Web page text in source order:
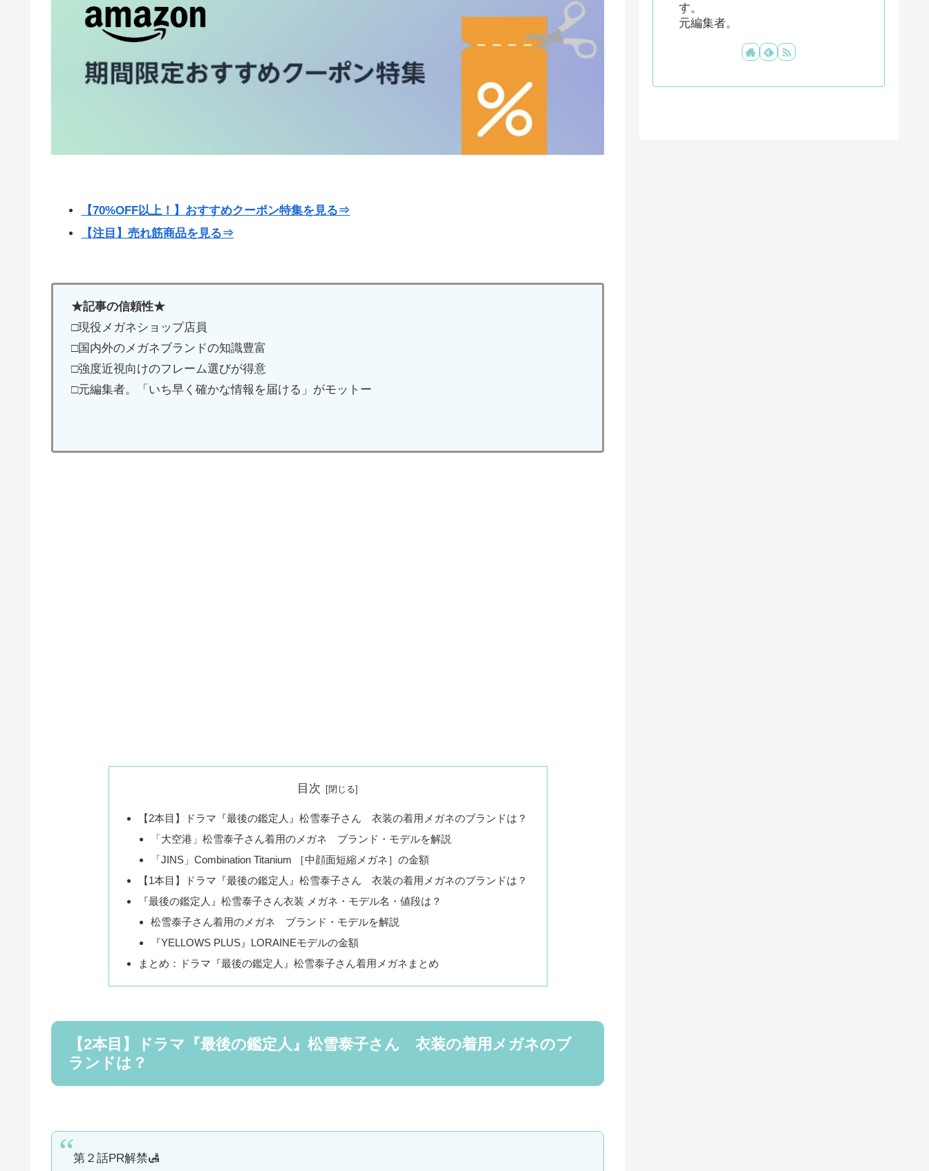
【70%OFF以上！】おすすめクーポン特集を見る⇒
【注目】売れ筋商品を見る⇒
★記事の信頼性★
□現役メガネショップ店員
□国内外のメガネブランドの知識豊富
□強度近視向けのフレーム選びが得意
□元編集者。「いち早く確かな情報を届ける」がモットー
目次
【2本目】ドラマ『最後の鑑定人』松雪泰子さん 衣装の着用メガネのブランドは？
「大空港」松雪泰子さん着用のメガネ ブランド・モデルを解説
「JINS」Combination Titanium ［中顔面短縮メガネ］の金額
【1本目】ドラマ『最後の鑑定人』松雪泰子さん 衣装の着用メガネのブランドは？
『最後の鑑定人』松雪泰子さん衣装 メガネ・モデル名・値段は？
松雪泰子さん着用のメガネ ブランド・モデルを解説
『YELLOWS PLUS』LORAINEモデルの金額
まとめ：ドラマ『最後の鑑定人』松雪泰子さん着用メガネまとめ
【2本目】ドラマ『最後の鑑定人』松雪泰子さん 衣装の着用メガネのブ
ランドは？
第２話PR解禁🛃
す。
元編集者。